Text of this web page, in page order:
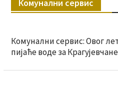
Комунални сервис
Комунални сервис: Овог
пијаће воде за Крагујевчане